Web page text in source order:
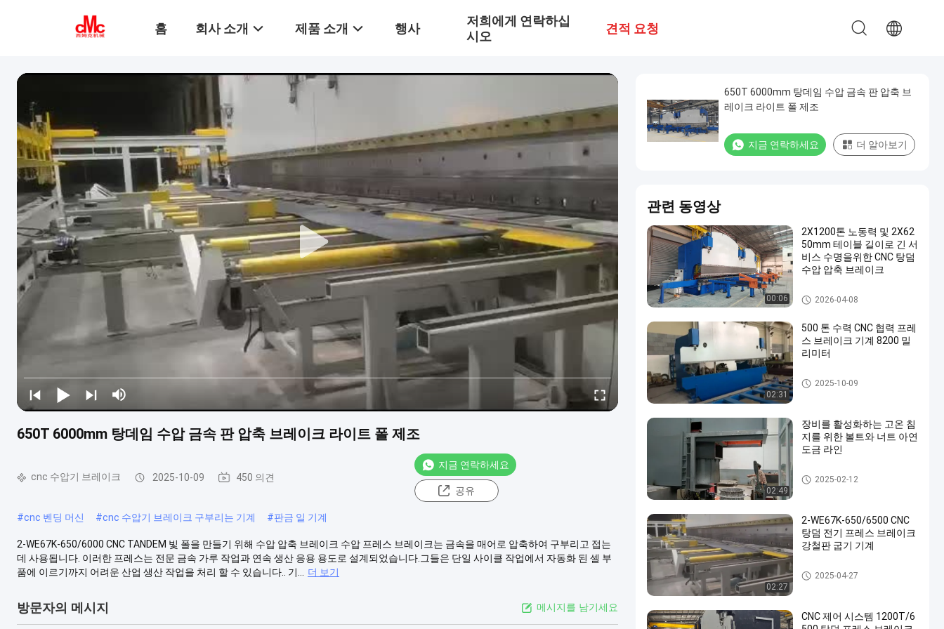
홈 회사 소개 제품 소개 행사
저희에게 연락하십
시오
견적 요청
650T 6000mm 탕데임 수압 금속 판 압축 브레이크 라이트 폴 제조
cnc 수압기 브레이크 2025-10-09 450 의견
지금 연락하세요
공유
#cnc 벤딩 머신 #cnc 수압기 브레이크 구부리는 기계 #판금 일 기계
2-WE67K-650/6000 CNC TANDEM 빛 폴을 만들기 위해 수압 압축 브레이크 수압 프레스 브레이크는 금속을 매어로 압축하여 구부리고 접는
데 사용됩니다. 이러한 프레스는 전문 금속 가루 작업과 연속 생산 응용 용도로 설계되었습니다.그들은 단일 사이클 작업에서 자동화 된 셀 부
품에 이르기까지 어려운 산업 생산 작업을 처리 할 수 있습니다.. 기...
더 보기
방문자의 메시지 메시지를 남기세요
650T 6000mm 탕데임 수압 금속 판 압축 브
레이크 라이트 폴 제조
지금 연락하세요 더 알아보기
관련 동영상
00:06
2X1200톤 노동력 및 2X62
50mm 테이블 길이로 긴 서
비스 수명을위한 CNC 탕덤
수압 압축 브레이크
cnc 수압기 브레이크
2026-04-08
02:31
500 톤 수력 CNC 협력 프레
스 브레이크 기계 8200 밀
리미터
cnc 수압기 브레이크
2025-10-09
02:49
장비를 활성화하는 고온 침
지를 위한 볼트와 너트 아연
도금 라인
뜨거운 복각 직류 전기를 통하
기 장비
2025-02-12
02:27
2-WE67K-650/6500 CNC
탕덤 전기 프레스 브레이크
강철판 굽기 기계
cnc 수압기 브레이크
2025-04-27
CNC 제어 시스템 1200T/6